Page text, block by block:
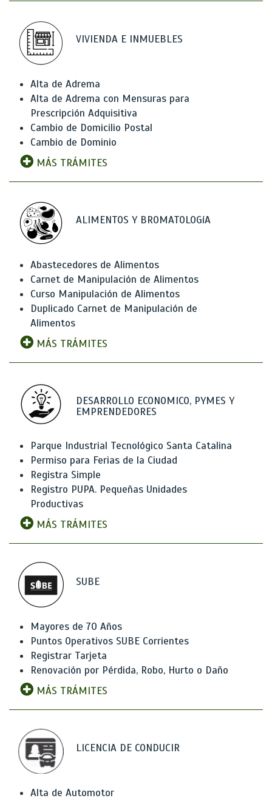
VIVIENDA E INMUEBLES
Alta de Adrema
Alta de Adrema con Mensuras para
Prescripción Adquisitiva
Cambio de Domicilio Postal
Cambio de Dominio
MÁS TRÁMITES
ALIMENTOS Y BROMATOLOGíA
Abastecedores de Alimentos
Carnet de Manipulación de Alimentos
Curso Manipulación de Alimentos
Duplicado Carnet de Manipulación de
Alimentos
MÁS TRÁMITES
DESARROLLO ECONOMICO, PYMES Y
EMPRENDEDORES
Parque Industrial Tecnológico Santa Catalina
Permiso para Ferias de la Ciudad
Registra Simple
Registro PUPA. Pequeñas Unidades
Productivas
MÁS TRÁMITES
SUBE
Mayores de 70 Años
Puntos Operativos SUBE Corrientes
Registrar Tarjeta
Renovación por Pérdida, Robo, Hurto o Daño
MÁS TRÁMITES
LICENCIA DE CONDUCIR
Alta de Automotor